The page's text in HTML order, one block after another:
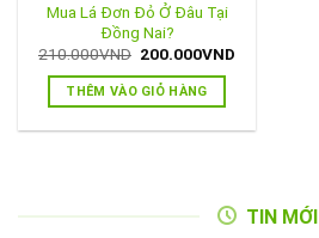
Mua Lá Đơn Đỏ Ở Đâu Tại
Đồng Nai?
210.000VND Giá
là:
210.000VND.
200.000VND
THÊM VÀO GIỎ HÀNG
TIN MỚI